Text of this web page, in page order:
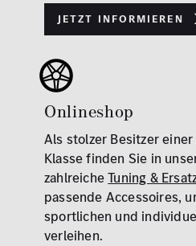
Jetzt informieren
Onlineshop
Als stolzer Besitzer
Klasse finden Sie in
zahlreicheTuning &
passende Accessoires,
sportlichen und
verleihen.